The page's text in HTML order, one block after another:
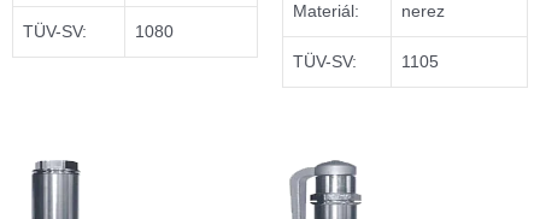
TÜV-SV: 1080
Materiál: nerez
TÜV-SV: 1105